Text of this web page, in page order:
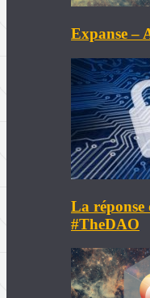
Expanse –
La réponse
#TheDAO